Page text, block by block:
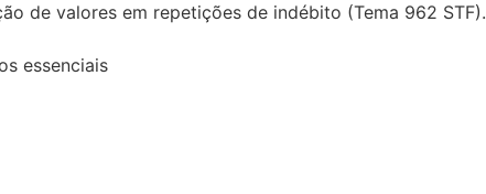
de valores em repetições de indébito (Tema 962 STF).
essenciais